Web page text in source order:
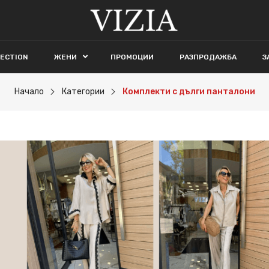
ЖЕНИ ПРОМОЦИИ РАЗПРОДАЖБА
Начало Категории Комплекти с дълги панталони